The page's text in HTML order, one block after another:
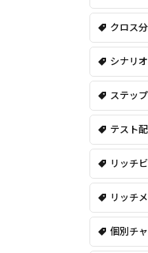
クロス
シナリ
ステッ
テスト
リッチ
リッチ
個別チ